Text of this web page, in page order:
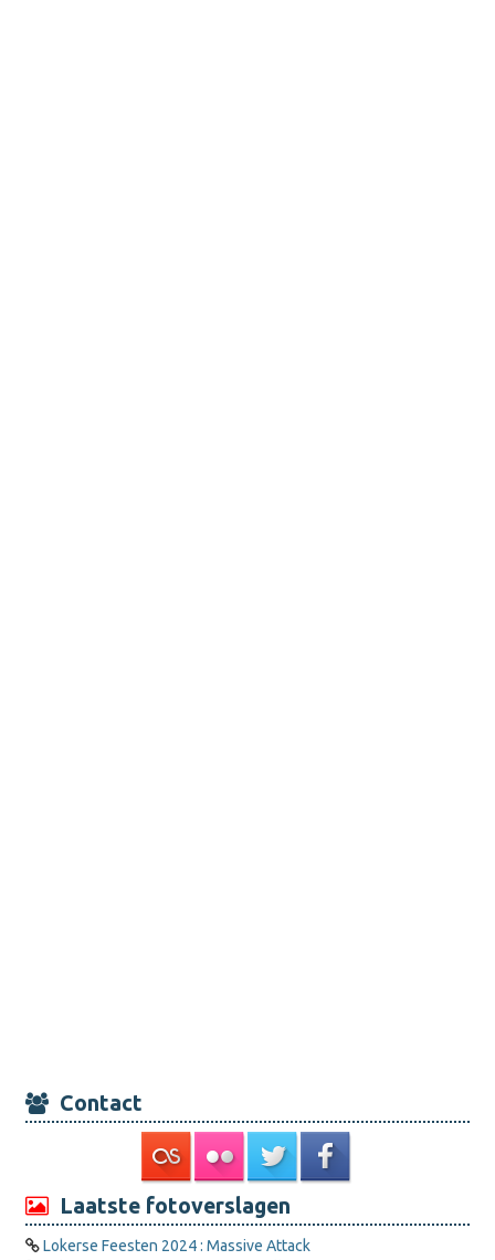
Contact
Laatste fotoverslagen
Lokerse Feesten 2024 : Massive Attack